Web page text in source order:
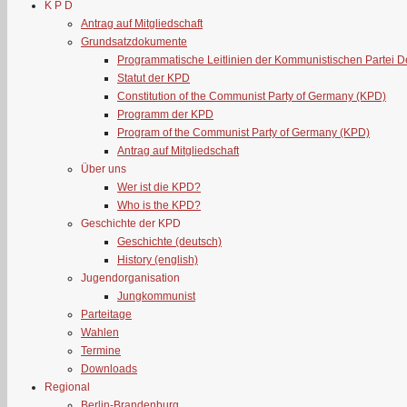
K P D
Antrag auf Mitgliedschaft
Grundsatzdokumente
Programmatische Leitlinien der Kommunistischen Partei
Statut der KPD
Constitution of the Communist Party of Germany (KPD)
Programm der KPD
Program of the Communist Party of Germany (KPD)
Antrag auf Mitgliedschaft
Über uns
Wer ist die KPD?
Who is the KPD?
Geschichte der KPD
Geschichte (deutsch)
History (english)
Jugendorganisation
Jungkommunist
Parteitage
Wahlen
Termine
Downloads
Regional